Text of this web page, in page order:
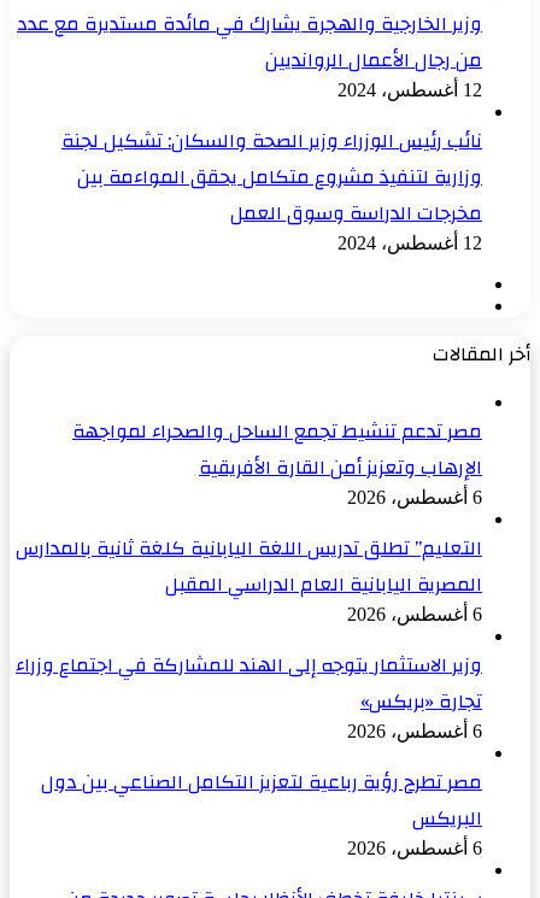
وزير الخارجية والهجرة يشارك في مائدة مستديرة مع عدد
من رجال الأعمال الروانديين
12 أغسطس، 2024
نائب رئيس الوزراء وزير الصحة والسكان: تشكيل لجنة
وزارية لتنفيذ مشروع متكامل يحقق المواءمة بين
مخرجات الدراسة وسوق العمل
12 أغسطس، 2024
أخر المقالات
مصر تدعم تنشيط تجمع الساحل والصحراء لمواجهة
الإرهاب وتعزيز أمن القارة الأفريقية
6 أغسطس، 2026
التعليم” تطلق تدريس اللغة اليابانية كلغة ثانية بالمدارس
المصرية اليابانية العام الدراسي المقبل
6 أغسطس، 2026
وزير الاستثمار يتوجه إلى الهند للمشاركة في اجتماع وزراء
تجارة «بريكس»
6 أغسطس، 2026
مصر تطرح رؤية رباعية لتعزيز التكامل الصناعي بين دول
البريكس
6 أغسطس، 2026